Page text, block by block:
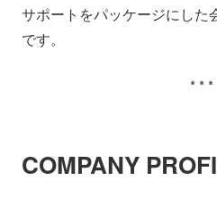
サポートをパッケージにした
です。
* * *
COMPANY